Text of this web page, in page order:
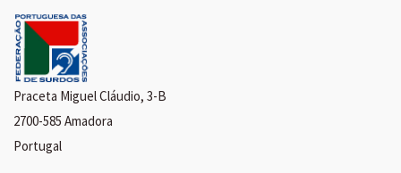
Praceta Miguel Cláudio, 3-B
2700-585 Amadora
Portugal